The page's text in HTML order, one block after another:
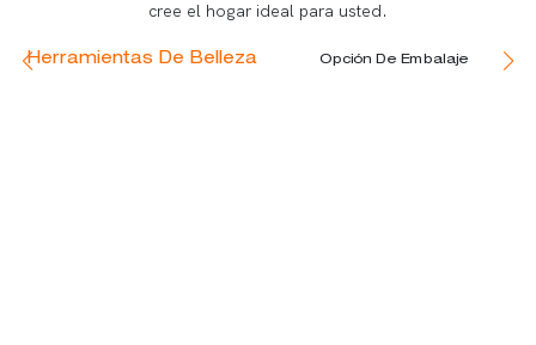
cree el hogar ideal para usted.
Herramientas De Belleza Opción De Embalaje